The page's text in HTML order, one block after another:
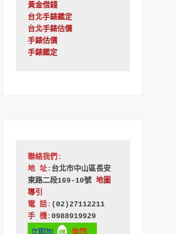
黃金借錢
台北手錶鑑定
台北手錶估價
手錶估價
手錶鑑定
聯絡我們:
地 址: 台北市中山區長安
東路二段169-10號 地圖
導引
電 話: (02)27112211
手 機: 0988919929